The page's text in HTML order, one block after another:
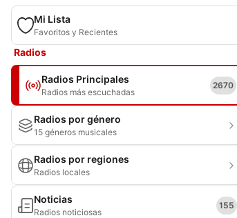
Mi Lista
Favoritos y Recientes
Radios
Radios Principales
Radios más escuchadas
2670
Radios por género
15 géneros musicales
Radios por regiones
Radios locales
Noticias
Radios noticiosas
155